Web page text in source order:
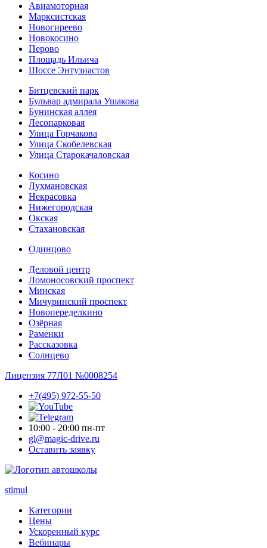
Авиамоторная
Марксистская
Новогиреево
Новокосино
Перово
Площадь Ильича
Шоссе Энтузиастов
Битцевский парк
Бульвар адмирала Ушакова
Бунинская аллея
Лесопарковая
Улица Горчакова
Улица Скобелевская
Улица Старокача­ловская
Косино
Лухмановская
Некрасовка
Нижегородская
Окская
Стахановская
Одинцово
Деловой центр
Ломоносовский проспект
Минская
Мичуринский проспект
Новопере­делкино
Озёрная
Раменки
Рассказовка
Солнцево
Лицензия 77Л01 №0008254
+7(495) 972-55-50
10:00 - 20:00 пн-пт
gl@magic-drive.ru
Оставить заявку
stimul
Категории
Цены
Ускоренный курс
Вебинары